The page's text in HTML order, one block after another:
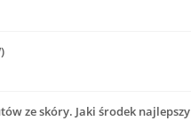
ze skóry. Jaki środek najlepszy